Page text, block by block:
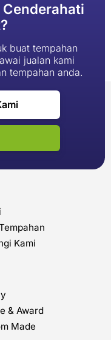
buat tempahan
jualan kami
tempahan anda.
Kami
& Award
Made